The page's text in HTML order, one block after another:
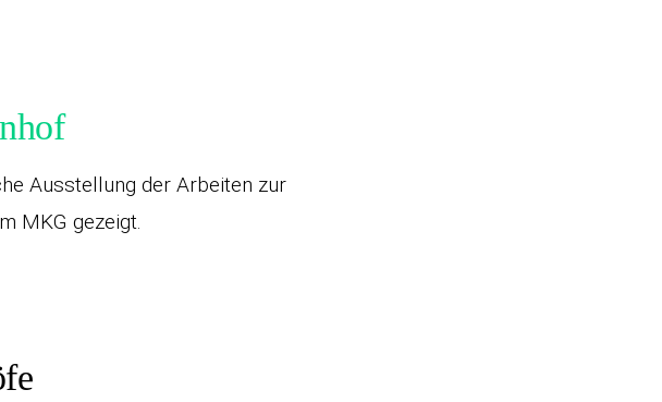
Ausstellung der Arbeiten zur
MKG gezeigt.